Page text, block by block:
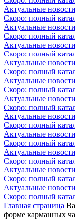
Актуальные
Скоро: полный
Актуальные
Скоро: полный
Актуальные
Скоро: полный
Актуальные
Скоро: полный
Актуальные
Скоро: полный
Актуальные
Скоро: полный
Актуальные
Скоро: полный
Актуальные
Скоро: полный
Актуальные
Скоро: полный
Актуальные
Скоро: полный
Актуальные
Скоро: полный
Главная страница
форме карманных